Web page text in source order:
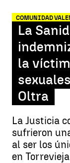
COMUNIDAD
La
la
Oltra
La Justicia
sufrieron
al ser los
en